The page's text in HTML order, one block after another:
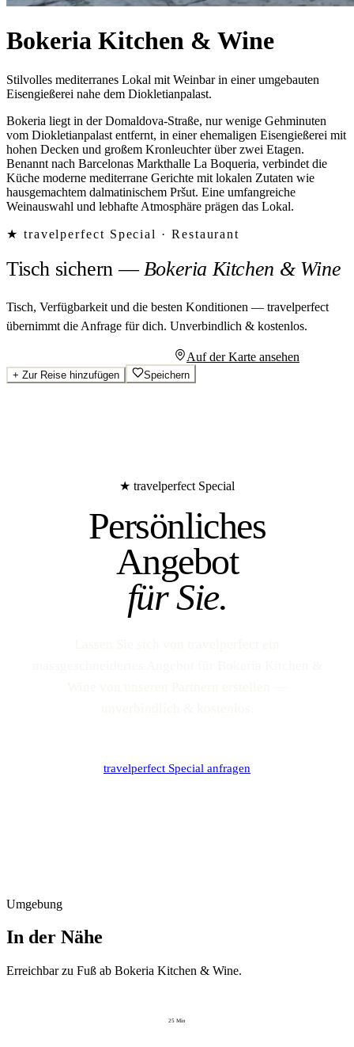
Bokeria Kitchen & Wine
Stilvolles mediterranes Lokal mit Weinbar in einer umgebauten
Eisengießerei nahe dem Diokletianpalast.
Bokeria liegt in der Domaldova-Straße, nur wenige Gehminuten
vom Diokletianpalast entfernt, in einer ehemaligen Eisengießerei mit
hohen Decken und großem Kronleuchter über zwei Etagen.
Benannt nach Barcelonas Markthalle La Boqueria, verbindet die
Küche moderne mediterrane Gerichte mit lokalen Zutaten wie
hausgemachtem dalmatinischem Pršut. Eine umfangreiche
Weinauswahl und lebhafte Atmosphäre prägen das Lokal.
★ travelperfect Special · Restaurant
Tisch sichern—Bokeria Kitchen & Wine
Tisch, Verfügbarkeit und die besten Konditionen — travelperfect
übernimmt die Anfrage für dich. Unverbindlich & kostenlos.
Auf der Karte ansehen
+ Zur Reise hinzufügen Speichern
★ travelperfect Special
Persönliches
Angebot
für Sie.
travelperfect Special anfragen
Umgebung
In der Nähe
Erreichbar zu Fuß ab Bokeria Kitchen & Wine.
25Min